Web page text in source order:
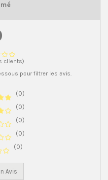
clients)
pour filtrer les avis.
(0)
(0)
(0)
(0)
(0)
Avis